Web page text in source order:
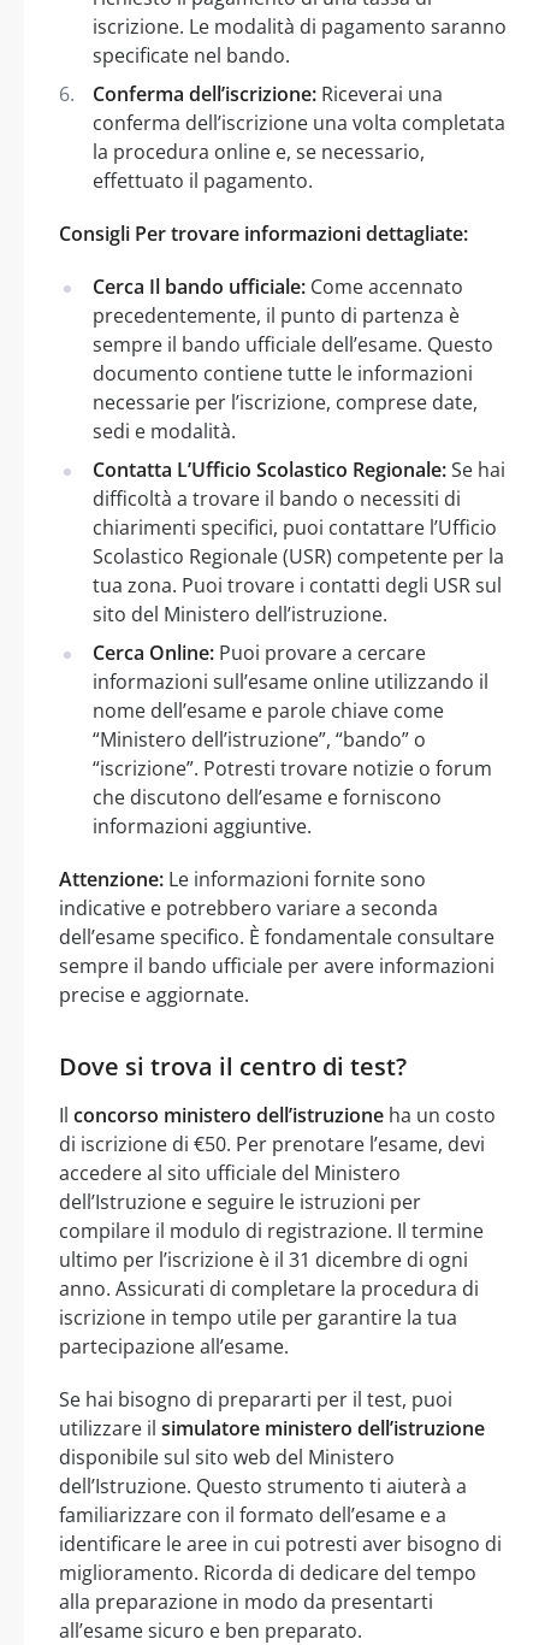
iscrizione. Le modalità di pagamento saranno
specificate nel bando.
Conferma dell’iscrizione: Riceverai una
conferma dell’iscrizione una volta completata
la procedura online e, se necessario,
effettuato il pagamento.
Consigli Per trovare informazioni dettagliate:
Cerca Il bando ufficiale: Come accennato
precedentemente, il punto di partenza è
sempre il bando ufficiale dell’esame. Questo
documento contiene tutte le informazioni
necessarie per l’iscrizione, comprese date,
sedi e modalità.
Contatta L’Ufficio Scolastico Regionale:Se hai
difficoltà a trovare il bando o necessiti di
chiarimenti specifici, puoi contattare l’Ufficio
Scolastico Regionale (USR) competente per la
tua zona. Puoi trovare i contatti degli USR sul
sito del Ministero dell’istruzione.
Cerca Online: Puoi provare a cercare
informazioni sull’esame online utilizzando il
nome dell’esame e parole chiave come
“Ministero dell’istruzione”, “bando” o
“iscrizione”. Potresti trovare notizie o forum
che discutono dell’esame e forniscono
informazioni aggiuntive.
Attenzione: Le informazioni fornite sono
indicative e potrebbero variare a seconda
dell’esame specifico. È fondamentale consultare
sempre il bando ufficiale per avere informazioni
precise e aggiornate.
Dove si trova il centro di test?
Il concorso ministero dell’istruzione ha un costo
di iscrizione di €50. Per prenotare l’esame, devi
accedere al sito ufficiale del Ministero
dell’Istruzione e seguire le istruzioni per
compilare il modulo di registrazione. Il termine
ultimo per l’iscrizione è il 31 dicembre di ogni
anno. Assicurati di completare la procedura di
iscrizione in tempo utile per garantire la tua
partecipazione all’esame.
Se hai bisogno di prepararti per il test, puoi
utilizzare il simulatore ministero dell’istruzione
disponibile sul sito web del Ministero
dell’Istruzione. Questo strumento ti aiuterà a
familiarizzare con il formato dell’esame e a
identificare le aree in cui potresti aver bisogno di
miglioramento. Ricorda di dedicare del tempo
alla preparazione in modo da presentarti
all’esame sicuro e ben preparato.